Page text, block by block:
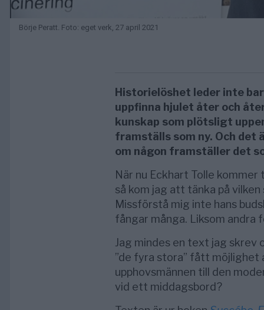
Börje Peratt. Foto: eget verk, 27 april 2021
Historielöshet leder inte
uppfinna hjulet åter och
kunskap som plötsligt
framställs som ny. Och det
om någon framställer det
När nu Eckhart Tolle
så kom jag att tänka på
Missförstå mig inte hans
fångar många. Liksom andra
Jag mindes en text jag skrev
”de fyra stora” fått möjlighet
upphovsmännen till den
vid ett middagsbord?